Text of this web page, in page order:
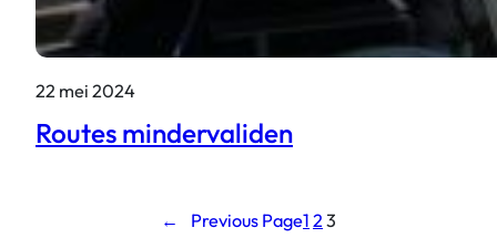
22 mei 2024
Routes mindervaliden
← Previous Page1 23